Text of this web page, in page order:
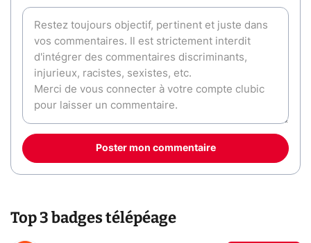
Poster mon commentaire
Top 3 badges télépéage